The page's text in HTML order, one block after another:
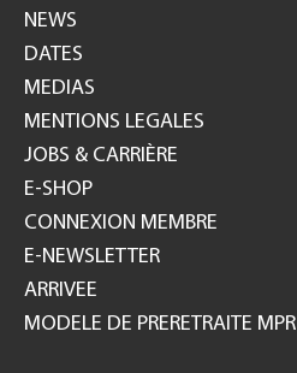
NEWS
DATES
MEDIAS
MENTIONS LEGALES
JOBS & CARRIÈRE
E-SHOP
CONNEXION MEMBRE
E-NEWSLETTER
ARRIVEE
MODELE DE PRERETRAITE MPR